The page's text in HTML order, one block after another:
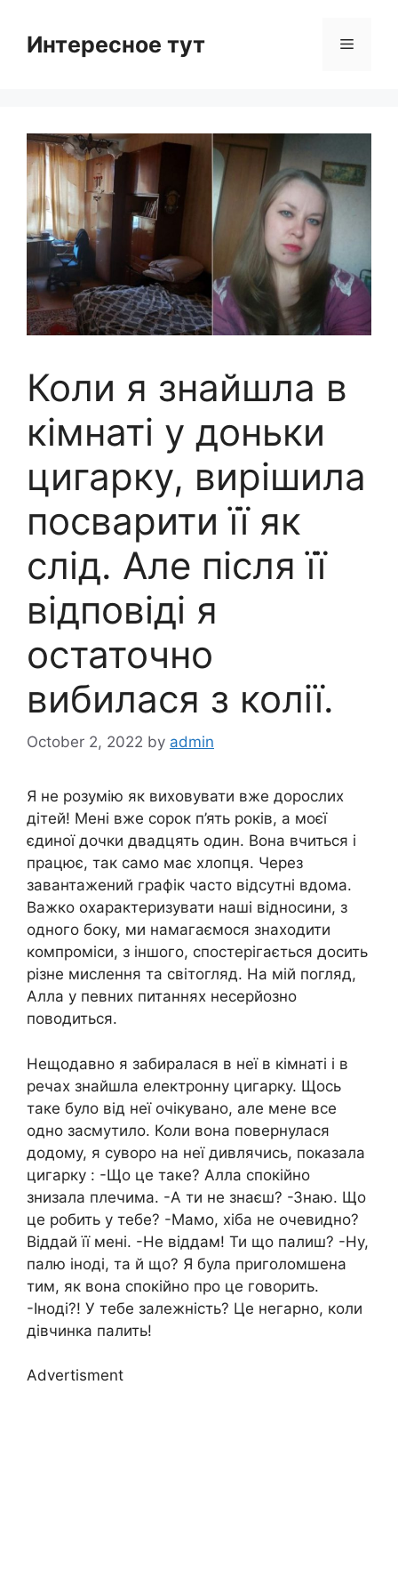
contentИнтересное тут Menu
Коли я знайшла в
кімнаті у доньки
цигарку, вирішила
посварити її як
слід. Але після її
відповіді я
остаточно
вибилася з колії.
October 2, 2022 by admin
Я не розумію як виховувати вже дорослих
дітей! Мені вже сорок п’ять років, а моєї
єдиної дочки двадцять один. Вона вчиться і
працює, так само має хлопця. Через
завантажений графік часто відсутні вдома.
Важко охарактеризувати наші відносини, з
одного боку, ми намагаємося знаходити
компроміси, з іншого, спостерігається досить
різне мислення та світогляд. На мій погляд,
Алла у певних питаннях несерйозно
поводиться.
Нещодавно я забиралася в неї в кімнаті і в
речах знайшла електронну цигарку. Щось
таке було від неї очікувано, але мене все
одно засмутило. Коли вона повернулася
додому, я суворо на неї дивлячись, показала
цигарку : -Що це таке? Алла спокійно
знизала плечима. -А ти не знаєш? -Знаю. Що
це робить у тебе? -Мамо, хіба не очевидно?
Віддай її мені. -Не віддам! Ти що палиш? -Ну,
палю іноді, та й що? Я була приголомшена
тим, як вона спокійно про це говорить.
-Іноді?! У тебе залежність? Це негарно, коли
дівчинка палить!
Advertisment